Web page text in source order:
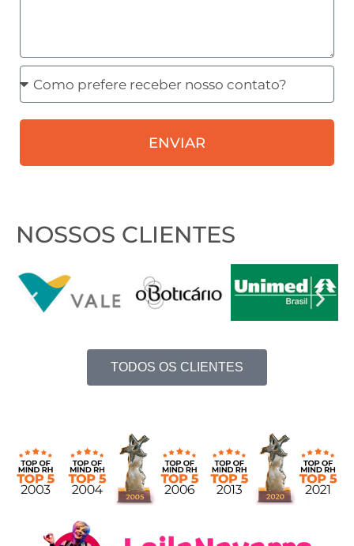
Como
prefere
receber
contato?
ENVIAR
NOSSOS CLIENTES
TODOS OS CLIENTES